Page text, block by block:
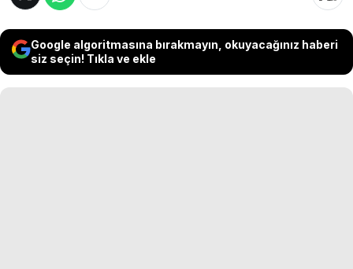
Google algoritmasına bırakmayın, okuyacağınız haberi
siz seçin! Tıkla ve ekle